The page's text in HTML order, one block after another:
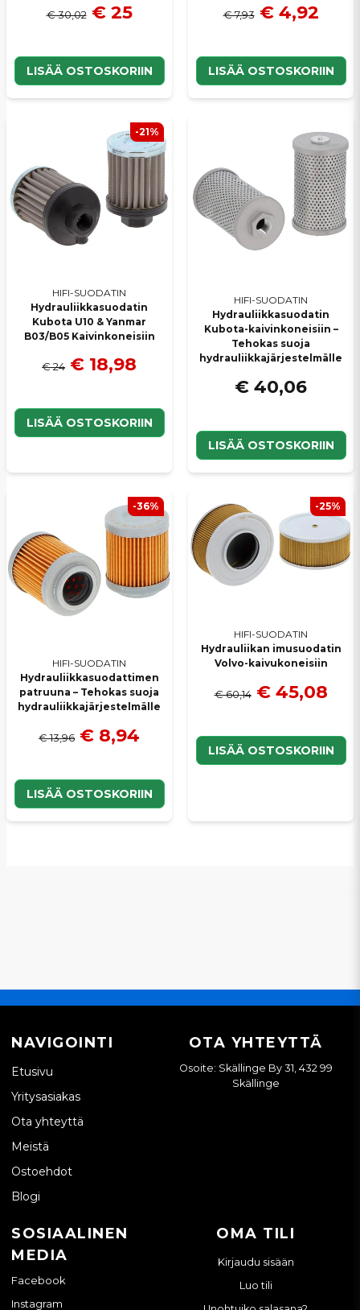
€ 30,02 € 25
LISÄÄ OSTOSKORIIN
€ 7,93 € 4,92
LISÄÄ OSTOSKORIIN
HIFI-SUODATIN
Hydrauliikkasuodatin
Kubota U10 & Yanmar
B03/B05 Kaivinkoneisiin
€ 24 € 18,98
LISÄÄ OSTOSKORIIN
-21%
HIFI-SUODATIN
Hydrauliikkasuodatin
Kubota-kaivinkoneisiin –
Tehokas suoja
hydrauliikkajärjestelmälle
€ 40,06
LISÄÄ OSTOSKORIIN
HIFI-SUODATIN
Hydrauliikkasuodattimen
patruuna – Tehokas suoja
hydrauliikkajärjestelmälle
€ 13,96 € 8,94
LISÄÄ OSTOSKORIIN
-36%
HIFI-SUODATIN
Hydrauliikan imusuodatin
Volvo-kaivukoneisiin
€ 60,14 € 45,08
LISÄÄ OSTOSKORIIN
-25%
NAVIGOINTI
Etusivu
Yritysasiakas
Ota yhteyttä
Meistä
Ostoehdot
Blogi
OTA YHTEYTTÄ
Osoite: Skällinge By 31, 432 99
Skällinge
SOSIAALINEN
MEDIA
Facebook
Instagram
OMA TILI
Kirjaudu sisään
Luo tili